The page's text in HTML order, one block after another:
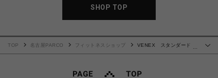
SHOP TOP
TOP 名古屋PARCO フィットネスショップ
VENEX スタンダードド